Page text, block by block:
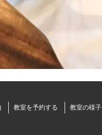
教室を予約する 教室の様子